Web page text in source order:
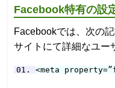
Facebook特有の設
Facebookでは、次の
サイトにて詳細なユー
<meta